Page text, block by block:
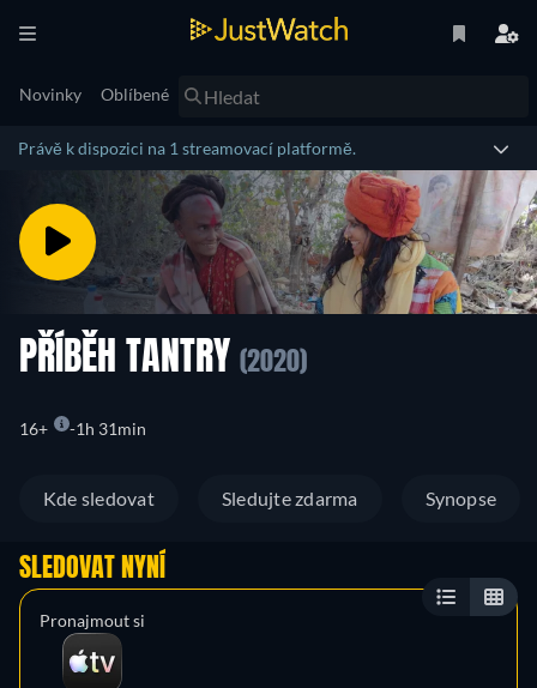
Novinky Oblíbené
Právě k dispozici na 1 streamovací platformě.
PŘÍBĚH TANTRY (2020)
16+ 1h 31min
Kde sledovat Sledujte zdarma Synopse
SLEDOVAT NYNÍ
Pronajmout si